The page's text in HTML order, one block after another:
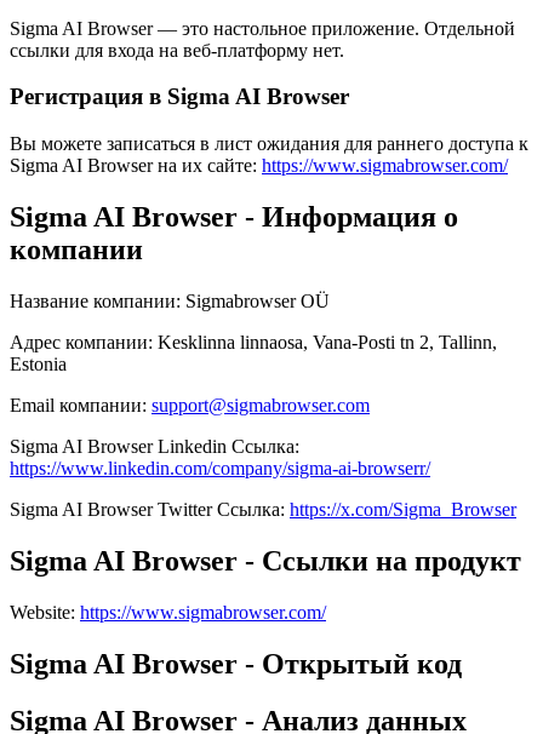
Sigma AI Browser — это настольное приложение. Отдельной
ссылки для входа на веб-платформу нет.
Регистрация в Sigma AI Browser
Вы можете записаться в лист ожидания для раннего доступа к
Sigma AI Browser на их сайте: https://www.sigmabrowser.com/
Sigma AI Browser - Информация о
компании
Название компании: Sigmabrowser OÜ
Адрес компании: Kesklinna linnaosa, Vana-Posti tn 2, Tallinn,
Estonia
Email компании: support@sigmabrowser.com
Sigma AI Browser Linkedin Ссылка:
https://www.linkedin.com/company/sigma-ai-browserr/
Sigma AI Browser Twitter Ссылка: https://x.com/Sigma_Browser
Sigma AI Browser - Ссылки на продукт
Website: https://www.sigmabrowser.com/
Sigma AI Browser - Открытый код
Sigma AI Browser - Анализ данных